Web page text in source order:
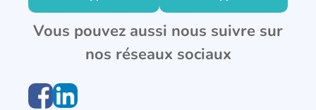
Vous pouvez aussi nous suivre sur
nos réseaux sociaux